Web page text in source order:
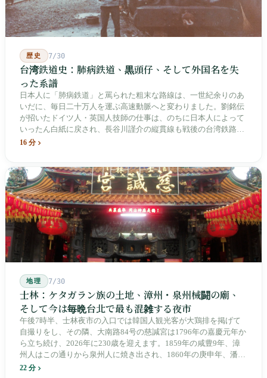
歴史 7/30
台湾鉄道史：肺病鉄道、黒頭仔、そして外国名を失
った系譜
日本人に「肺病鉄道」と罵られた粗末な路線は、一世紀余りのあ
いだに、毎日二十万人を運ぶ高速動脈へと変わりました。劉銘伝
が招いたドイツ人・英国人技師の仕事は、のちに日本人によって
いったん白紙に戻され、長谷川謹介の縦貫線も戦後の台湾鉄路に
よって改名・改番されました。どの世代も前の世代の記録を脚注
治スローガン、そしてようやくプユマ・タロコの世代になって、
先住民族の地名が再びレールの上に敷き戻されたのです。
16 分
地理 7/30
士林：ケタガラン族の土地、漳州・泉州械闘の廟、
そして今は毎晩台北で最も混雑する夜市
午後7時半、士林夜市の入口では韓国人観光客が大鶏排を掲げて
自撮りをし、その隣、大南路84号の慈諴宮は1796年の嘉慶元年か
ら立ち続け、2026年に230歳を迎えます。1859年の咸豊9年、漳
州人はこの通りから泉州人に焼き出され、1860年の庚申年、潘永
清は下樹林に大東路・大南路・大西路・大北路という四本の整然
22 分